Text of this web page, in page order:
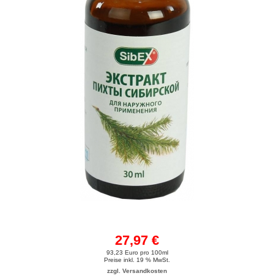
27,97 €
93,23 Euro pro 100ml
Preise inkl. 19 % MwSt.
zzgl. Versandkosten